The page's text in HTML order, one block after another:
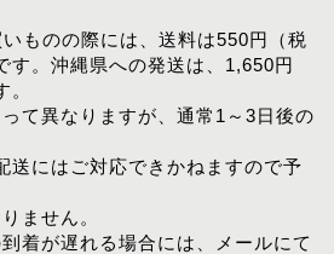
ものの際には、送料は550円（税
す。沖縄県への発送は、1,650円
て異なりますが、通常1～3日後の
送にはご対応できかねますので予
ません。
着が遅れる場合には、メールにて